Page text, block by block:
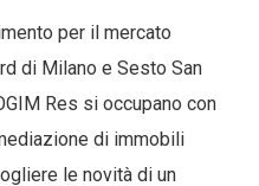
per il mercato
di Milano e Sesto San
Res si occupano con
di immobili
le novità di un